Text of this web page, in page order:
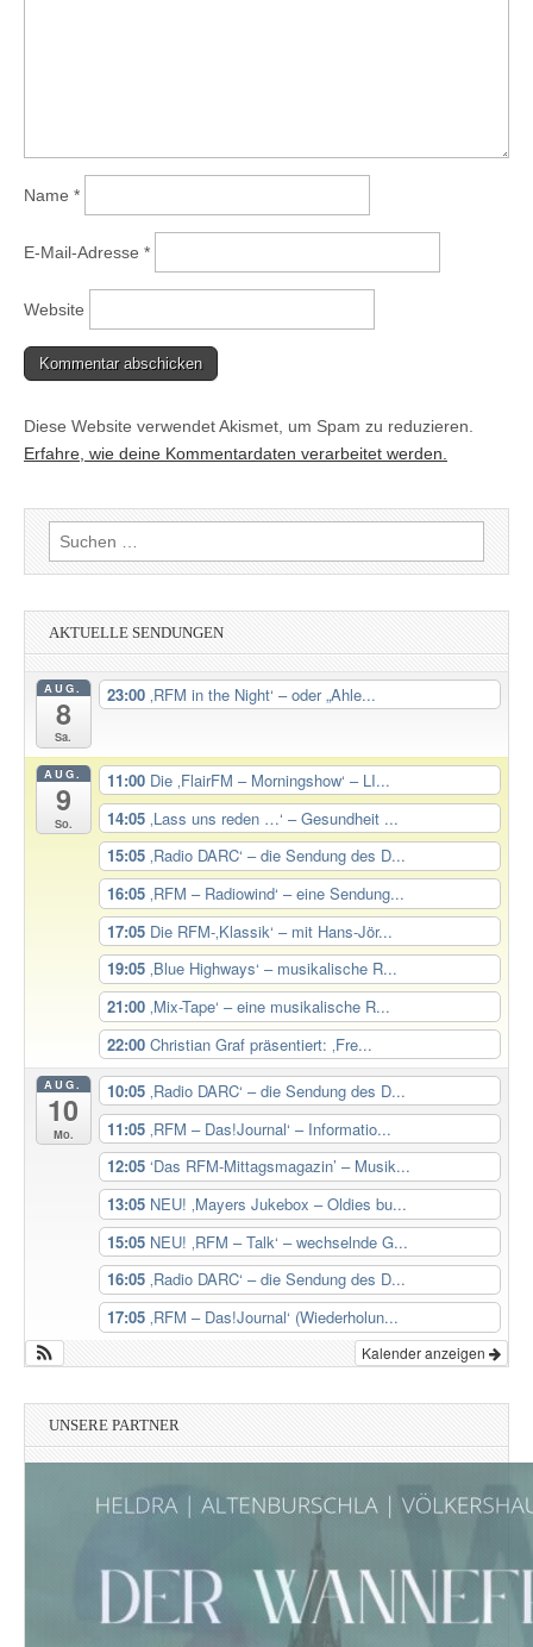
Name *
E-Mail-Adresse *
Website
Diese Website verwendet Akismet, um Spam zu reduzieren.
Erfahre, wie deine Kommentardaten verarbeitet werden.
Suchen
nach:
AKTUELLE SENDUNGEN
AUG.
8
Sa.
23:00 ‚RFM in the Night‘ – oder „Ahle...
AUG.
9
So.
11:00 Die ‚FlairFM – Morningshow‘ – LI...
14:05 ‚Lass uns reden …‘ – Gesundheit ...
15:05 ‚Radio DARC‘ – die Sendung des D...
16:05 ‚RFM – Radiowind‘ – eine Sendung...
17:05 Die RFM-‚Klassik‘ – mit Hans-Jör...
19:05 ‚Blue Highways‘ – musikalische R...
21:00 ‚Mix-Tape‘ – eine musikalische R...
22:00 Christian Graf präsentiert: ‚Fre...
AUG.
10
Mo.
10:05 ‚Radio DARC‘ – die Sendung des D...
11:05 ‚RFM – Das!Journal‘ – Informatio...
12:05 ‘Das RFM-Mittagsmagazin’ – Musik...
13:05 NEU! ‚Mayers Jukebox – Oldies bu...
15:05 NEU! ‚RFM – Talk‘ – wechselnde G...
16:05 ‚Radio DARC‘ – die Sendung des D...
17:05 ‚RFM – Das!Journal‘ (Wiederholun...
Kalender anzeigen
UNSERE PARTNER